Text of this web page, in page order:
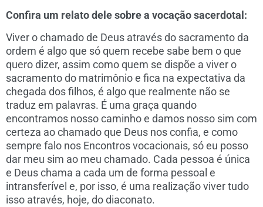
Confira um relato dele sobre a vocação sacerdotal:
Viver o chamado de Deus através do sacramento da
ordem é algo que só quem recebe sabe bem o que
quero dizer, assim como quem se dispõe a viver o
sacramento do matrimônio e fica na expectativa da
chegada dos filhos, é algo que realmente não se
traduz em palavras. É uma graça quando
encontramos nosso caminho e damos nosso sim com
certeza ao chamado que Deus nos confia, e como
sempre falo nos Encontros vocacionais, só eu posso
dar meu sim ao meu chamado. Cada pessoa é única
e Deus chama a cada um de forma pessoal e
intransferível e, por isso, é uma realização viver tudo
isso através, hoje, do diaconato.